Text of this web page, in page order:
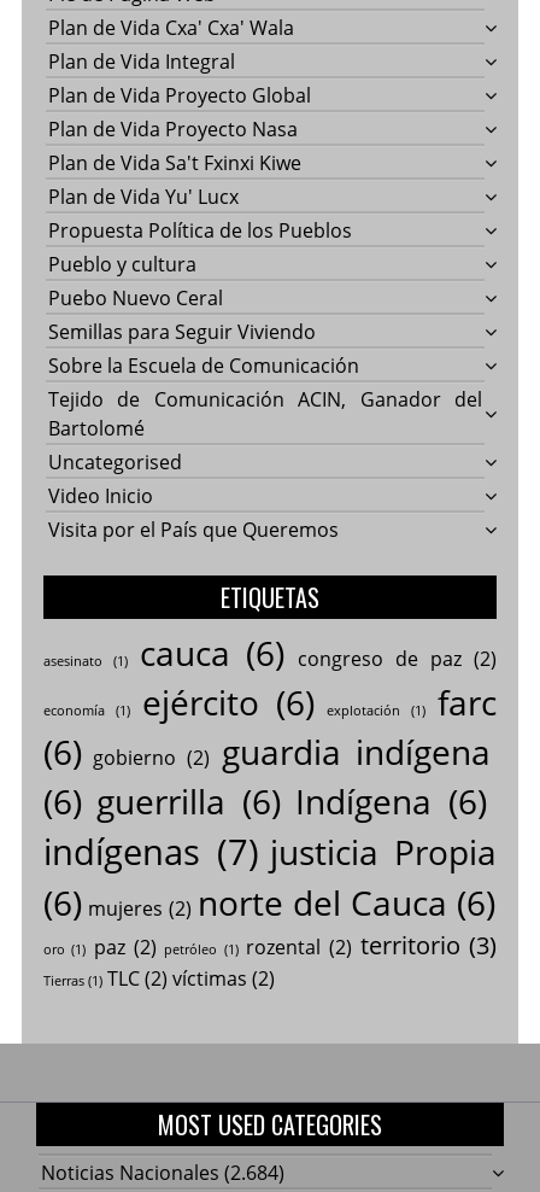
Plan de Vida Cxa' Cxa' Wala
Plan de Vida Integral
Plan de Vida Proyecto Global
Plan de Vida Proyecto Nasa
Plan de Vida Sa't Fxinxi Kiwe
Plan de Vida Yu' Lucx
Propuesta Política de los Pueblos
Pueblo y cultura
Puebo Nuevo Ceral
Semillas para Seguir Viviendo
Sobre la Escuela de Comunicación
Tejido de Comunicación ACIN, Ganador del
Bartolomé
Uncategorised
Video Inicio
Visita por el País que Queremos
ETIQUETAS
asesinato (1) cauca (6) congreso de paz(2)
economía(1) ejército (6) explotación (1)
farc
(6) gobierno (2) guardia indígena
(6) guerrilla (6) Indígena (6)
indígenas (7) justicia Propia
(6) mujeres (2) norte del Cauca (6)
oro (1) paz (2) petróleo (1) rozental (2) territorio (3)
Tierras(1) TLC(2) víctimas (2)
MOST USED CATEGORIES
Noticias Nacionales (2.684)